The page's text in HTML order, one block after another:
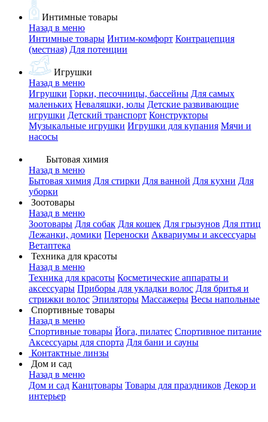
Интимные товары
Назад в меню
Интимные товары Интим-комфорт Контрацепция
(местная) Для потенции
Игрушки
Назад в меню
Игрушки Горки, песочницы, бассейны Для самых
маленьких Неваляшки, юлы Детские развивающие
игрушки Детский транспорт Конструкторы
Музыкальные игрушки Игрушки для купания Мячи и
насосы
Бытовая химия
Назад в меню
Бытовая химия Для стирки Для ванной Для кухни Для
уборки
Зоотовары
Назад в меню
Зоотовары Для собак Для кошек Для грызунов Для птиц
Лежанки, домики Переноски Аквариумы и аксессуары
Ветаптека
Техника для красоты
Назад в меню
Техника для красоты Косметические аппараты и
аксессуары Приборы для укладки волос Для бритья и
стрижки волос Эпиляторы Массажеры Весы напольные
Спортивные товары
Назад в меню
Спортивные товары Йога, пилатес Спортивное питание
Аксессуары для спорта Для бани и сауны
Контактные линзы
Дом и сад
Назад в меню
Дом и сад Канцтовары Товары для праздников Декор и
интерьер